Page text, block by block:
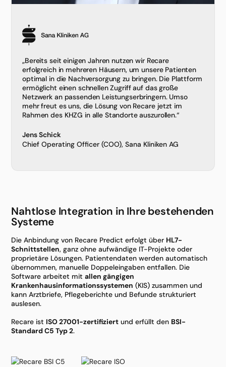
„Bereits seit einigen Jahren nutzen wir Recare
erfolgreich in mehreren Häusern, um unsere Patienten
optimal in die Nachversorgung zu bringen. Die Plattform
ermöglicht einen schnellen Zugriff auf das große
Netzwerk an passenden Leistungserbringern. Umso
mehr freut es uns, die Lösung von Recare jetzt im
Rahmen des KHZG in alle Standorte auszurollen.“
Jens Schick
Chief Operating Officer (COO), Sana Kliniken AG
Nahtlose Integration in Ihre besteh­enden
Systeme
Die Anbindung von Recare Predict erfolgt über HL7-
Schnittstellen, ganz ohne aufwändige IT-Projekte oder
proprietäre Lösungen. Patientendaten werden automatisch
übernommen, manuelle Doppeleingaben entfallen. Die
Software arbeitet mitallen gängigen
Krankenhausinformationssystemen (KIS) zusammen und
kann Arztbriefe, Pflegeberichte und Befunde strukturiert
auslesen.
Recare ist ISO 27001-zertifiziert und erfüllt den BSI-
Standard C5 Typ 2.